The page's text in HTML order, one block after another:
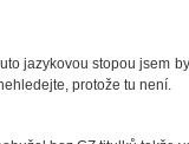
jazykovou stopou jsem
protože tu není.